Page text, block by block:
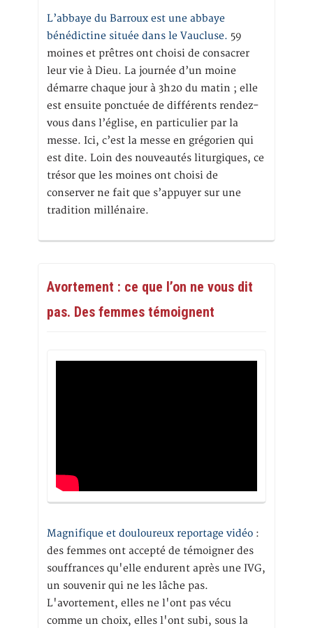
L’abbaye du Barroux est une abbaye
bénédictine située dans le Vaucluse. 59
moines et prêtres ont choisi de consacrer
leur vie à Dieu. La journée d’un moine
démarre chaque jour à 3h20 du matin ; elle
est ensuite ponctuée de différents rendez-
vous dans l’église, en particulier par la
messe. Ici, c’est la messe en grégorien qui
est dite. Loin des nouveautés liturgiques, ce
trésor que les moines ont choisi de
conserver ne fait que s’appuyer sur une
tradition millénaire.
Avortement : ce que l’on ne vous dit
pas. Des femmes témoignent
Magnifique et douloureux reportage vidéo :
des femmes ont accepté de témoigner des
souffrances qu'elle endurent après une IVG,
un souvenir qui ne les lâche pas.
L'avortement, elles ne l'ont pas vécu
comme un choix, elles l'ont subi, sous la